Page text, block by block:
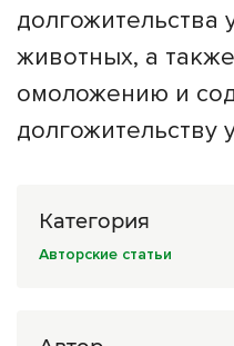
Препараты НТК
Сашера-Мед
долгожительства
животных, а
омоложению и
долгожительству
Категория
Авторские статьи